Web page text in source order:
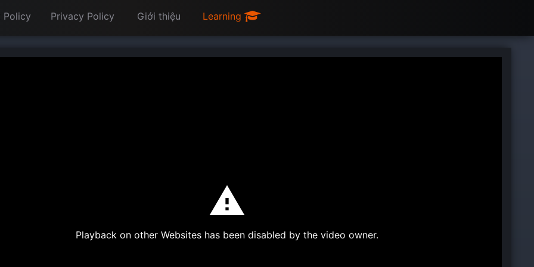
Policy Privacy Policy Giới thiệu Learning
Playback on other Websites has been disabled by the video owner.